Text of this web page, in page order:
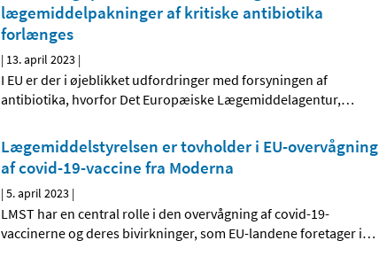
lægemiddelpakninger af kritiske antibiotika
forlænges
| 13. april 2023 |
I EU er der i øjeblikket udfordringer med forsyningen af
antibiotika, hvorfor Det Europæiske Lægemiddelagentur,…
Lægemiddelstyrelsen er tovholder i EU-overvågning
af covid-19-vaccine fra Moderna
|5. april 2023 |
LMST har en central rolle i den overvågning af covid-19-
vaccinerne og deres bivirkninger, som EU-landene foretager i…